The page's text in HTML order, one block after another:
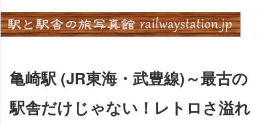
Skip
to
content
亀崎駅 (JR東海・武豊線)～最古の
駅舎だけじゃない！レトロさ溢れ